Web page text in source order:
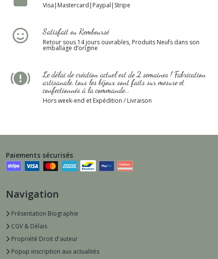
Visa|Mastercard|Paypal|Stripe
Satisfait ou Remboursé
Retour sous 14 jours ouvrables, Produits Neufs dans son
emballage d’origine
Le délai de création actuel est de 2 semaines ! Fabrication
artisanale, tous les bijoux sont faits sur mesure et
confectionnés à la commande...
Hors week-end et Expédition / Livraison
Paiements sécurisés
Navigation
Présentation Biographie
CGV & Délais
Propriété Droit d'auteur
Popup inscription aux actualités